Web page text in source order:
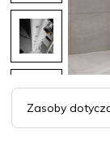
Zasoby